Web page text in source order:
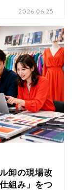
2026.06.25
卸の現場改
組み」をつ